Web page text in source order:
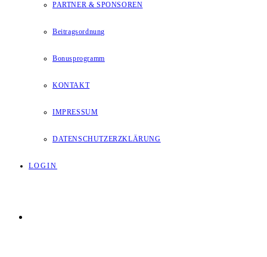
PARTNER & SPONSOREN
Beitragsordnung
Bonusprogramm
KONTAKT
IMPRESSUM
DATENSCHUTZERZKLÄRUNG
LOGIN